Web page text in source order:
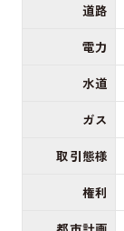
道路
電力
水道
ガス
取引態様
権利